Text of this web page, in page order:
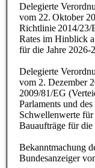
Delegierte
vom 22. Oktober
Richtlinie 2014/23/
Rates im Hinblick
für die Jahre 2026-
Delegierte
vom 2. Dezember
2009/81/EG
Parlaments und
Schwellenwerte
Bauaufträge für
Bekanntmachung
Bundesanzeiger